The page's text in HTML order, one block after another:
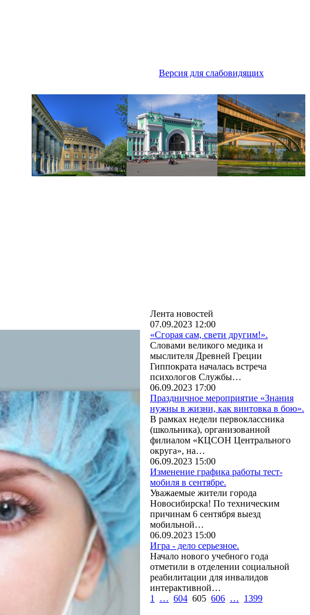
Версия для слабовидящих
Лента новостей
07.09.2023 12:00
«Сгорая сам, свети другим!».
Словами великого медика и
мыслителя Древней Греции
Гиппократа началась встреча
психологов Службы…
06.09.2023 17:00
Праздничное мероприятие «Знания
нужны в жизни, как винтовка в бою».
В рамках недели первоклассника
(школьника), организованной
филиалом «КЦСОН Центрального
округа», на…
06.09.2023 15:00
Изменение графика работы тест-
мобиля в сентябре.
Уважаемые жители города
Новосибирска! По техническим
причинам 6 сентября выезд
мобильной…
06.09.2023 15:00
Игра - дело серьезное.
Начало нового учебного года
отметили в отделении социальной
реабилитации для инвалидов
интерактивной…
1
… 604 605 606 … 1399